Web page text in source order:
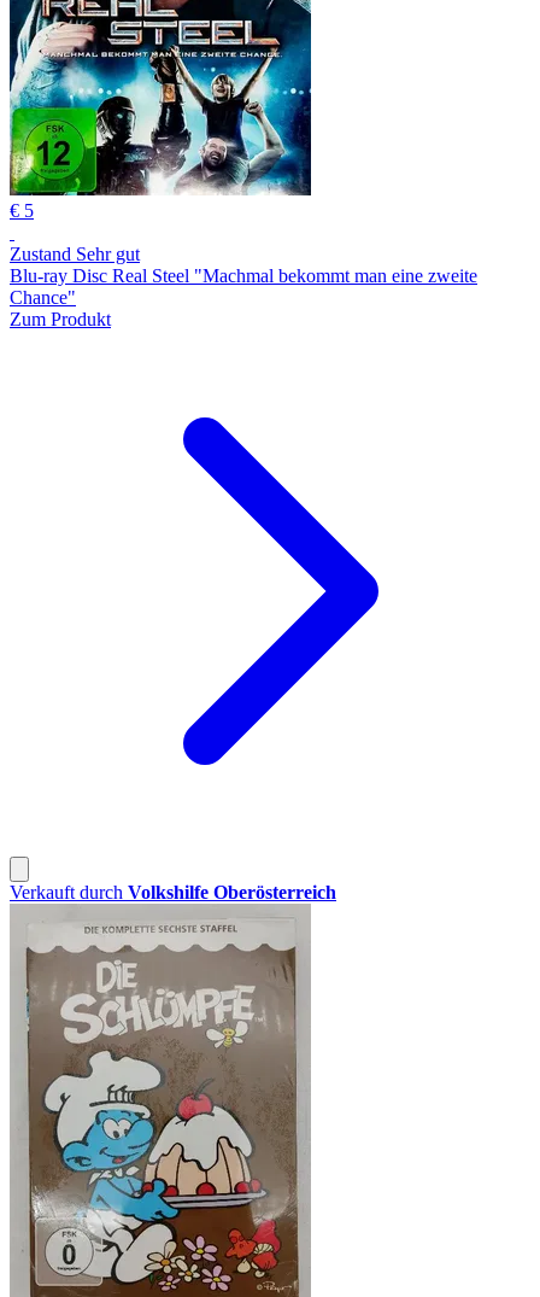
€ 5
Zustand Sehr gut
Blu-ray Disc Real Steel "Machmal bekommt man eine zweite
Chance"
Zum Produkt
Verkauft durch Volkshilfe Oberösterreich